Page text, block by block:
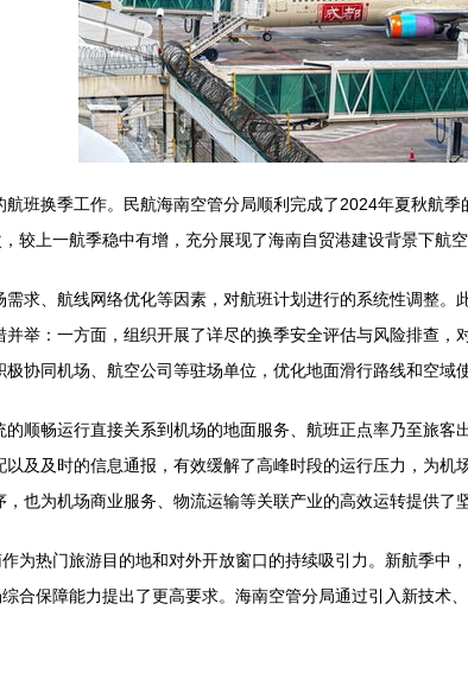
班换季工作。民航海南空管分局顺利完成了2024年夏秋航
较上一航季稳中有增，充分展现了海南自贸港建设背景下航空
求、航线网络优化等因素，对航班计划进行的系统性调整
举：一方面，组织开展了详尽的换季安全评估与风险排查
协同机场、航空公司等驻场单位，优化地面滑行路线和空域
顺畅运行直接关系到机场的地面服务、航班正点率乃至旅
及及时的信息通报，有效缓解了高峰时段的运行压力，为
也为机场商业服务、物流运输等关联产业的高效运转提供了
为热门旅游目的地和对外开放窗口的持续吸引力。新航季
合保障能力提出了更高要求。海南空管分局通过引入新技